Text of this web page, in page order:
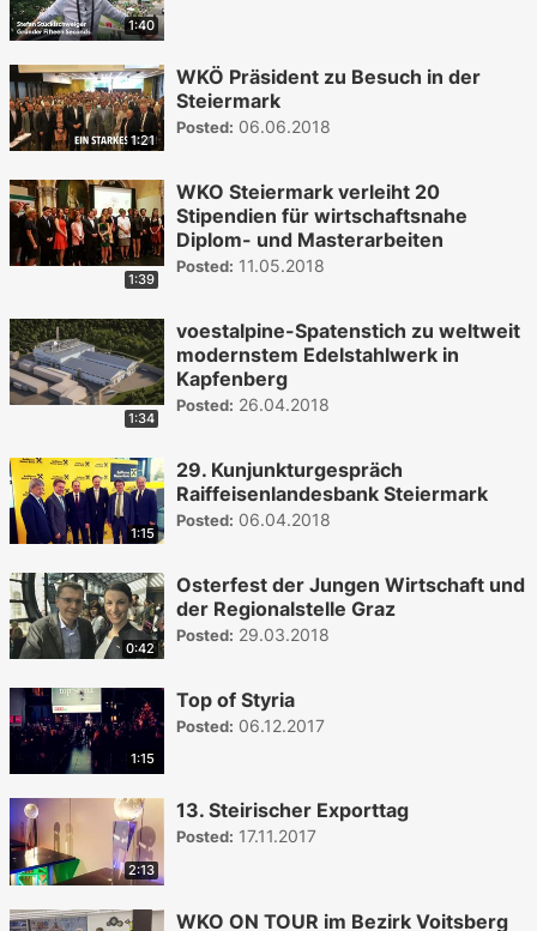
1:40
1:21
WKÖ Präsident zu Besuch in der
Steiermark
Posted: 06.06.2018
1:39
WKO Steiermark verleiht 20
Stipendien für wirtschaftsnahe
Diplom- und Masterarbeiten
Posted: 11.05.2018
1:34
voestalpine-Spatenstich zu weltweit
modernstem Edelstahlwerk in
Kapfenberg
Posted: 26.04.2018
1:15
29. Kunjunkturgespräch
Raiffeisenlandesbank Steiermark
Posted: 06.04.2018
0:42
Osterfest der Jungen Wirtschaft und
der Regionalstelle Graz
Posted: 29.03.2018
1:15
Top of Styria
Posted: 06.12.2017
2:13
13. Steirischer Exporttag
Posted: 17.11.2017
WKO ON TOUR im Bezirk Voitsberg